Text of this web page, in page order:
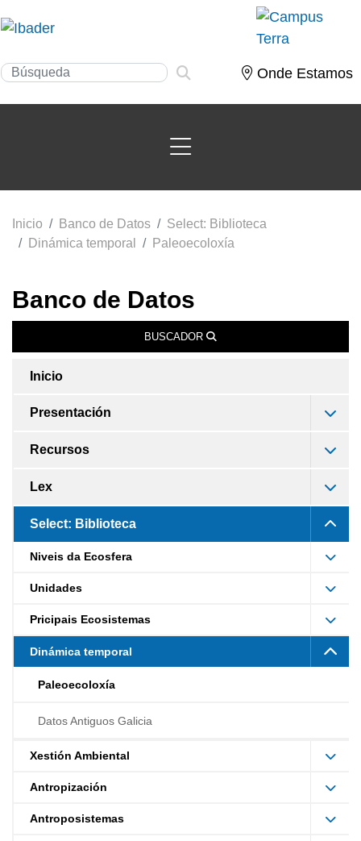
Onde Estamos
Inicio Banco de Datos
Select: Biblioteca
Dinámica temporal
Paleoecoloxía
Banco de Datos
BUSCADOR
Inicio
Presentación
Recursos
Lex
Select: Biblioteca
Niveis da Ecosfera
Unidades
Pricipais Ecosistemas
Dinámica temporal
Paleoecoloxía
Datos Antiguos Galicia
Xestión Ambiental
Antropización
Antroposistemas